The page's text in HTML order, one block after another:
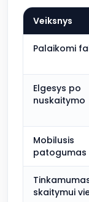
Veiksnys
Palaikomi
Elgesys po
nuskaitymo
Mobilusis
patogumas
skaitymui